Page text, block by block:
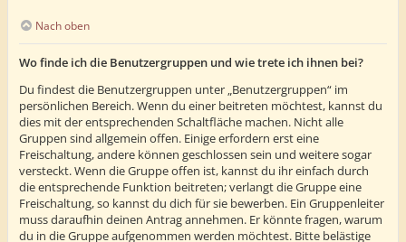
Nach oben
Wo finde ich die Benutzergruppen und wie trete ich ihnen bei?
Du findest die Benutzergruppen unter „Benutzergruppen“ im
persönlichen Bereich. Wenn du einer beitreten möchtest, kannst du
dies mit der entsprechenden Schaltfläche machen. Nicht alle
Gruppen sind allgemein offen. Einige erfordern erst eine
Freischaltung, andere können geschlossen sein und weitere sogar
versteckt. Wenn die Gruppe offen ist, kannst du ihr einfach durch
die entsprechende Funktion beitreten; verlangt die Gruppe eine
Freischaltung, so kannst du dich für sie bewerben. Ein Gruppenleiter
muss daraufhin deinen Antrag annehmen. Er könnte fragen, warum
du in die Gruppe aufgenommen werden möchtest. Bitte belästige